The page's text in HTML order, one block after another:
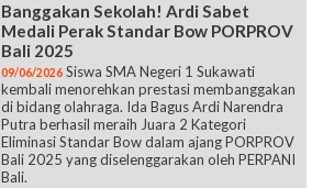
Banggakan Sekolah! Ardi Sabet
Medali Perak Standar Bow PORPROV
Bali 2025
09/06/2026 Siswa SMA Negeri 1 Sukawati
kembali menorehkan prestasi membanggakan
di bidang olahraga. Ida Bagus Ardi Narendra
Putra berhasil meraih Juara 2 Kategori
Eliminasi Standar Bow dalam ajang PORPROV
Bali 2025 yang diselenggarakan oleh PERPANI
Bali.